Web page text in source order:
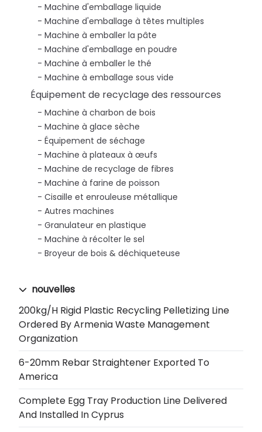
Machine d'emballage liquide
Machine d'emballage à têtes multiples
Machine à emballer la pâte
Machine d'emballage en poudre
Machine à emballer le thé
Machine à emballage sous vide
Équipement de recyclage des ressources
Machine à charbon de bois
Machine à glace sèche
Équipement de séchage
Machine à plateaux à œufs
Machine de recyclage de fibres
Machine à farine de poisson
Cisaille et enrouleuse métallique
Autres machines
Granulateur en plastique
Machine à récolter le sel
Broyeur de bois & déchiqueteuse
nouvelles
200kg/h Rigid Plastic Recycling Pelletizing Line
Ordered By Armenia Waste Management
Organization
6-20mm Rebar Straightener Exported To
America
Complete Egg Tray Production Line Delivered
And Installed In Cyprus